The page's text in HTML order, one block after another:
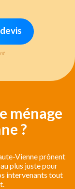
ménage
?
Vienne prônent
plus juste pour
intervenants tout